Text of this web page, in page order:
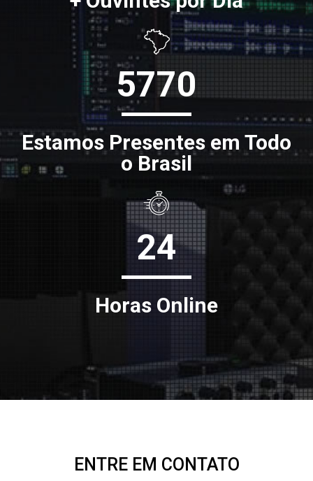
5770
Estamos Presentes em Todo
o Brasil
24
Horas Online
ENTRE EM CONTATO